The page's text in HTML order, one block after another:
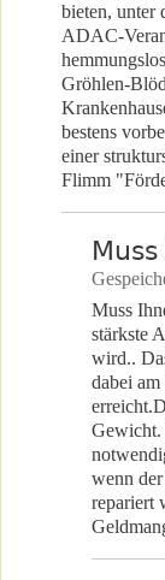
bieten, unter
ADAC-
Gröhlen-
bestens
einer
Flimm
Muss
stärkste
wird..
dabei
Gewicht.
wenn
repariert